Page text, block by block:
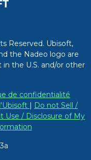
Reserved. Ubisoft,
the Nadeo logo are
the U.S. and/or other
de confidentialité
| Do not Sell /
Use / Disclosure of My